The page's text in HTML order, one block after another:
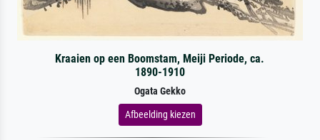
Kraaien op een Boomstam, Meiji Periode, ca.
1890-1910
Ogata Gekko
Afbeelding kiezen